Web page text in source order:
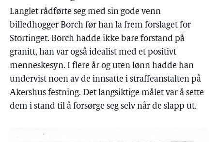
Langlet rådførte seg med sin gode venn
billedhogger Borch før han la frem forslaget for
Stortinget. Borch hadde ikke bare forstand på
granitt, han var også idealist med et positivt
menneskesyn. I flere år og uten lønn hadde han
undervist noen av de innsatte i straffeanstalten på
Akershus festning. Det langsiktige målet var å sette
dem i stand til å forsørge seg selv når de slapp ut.